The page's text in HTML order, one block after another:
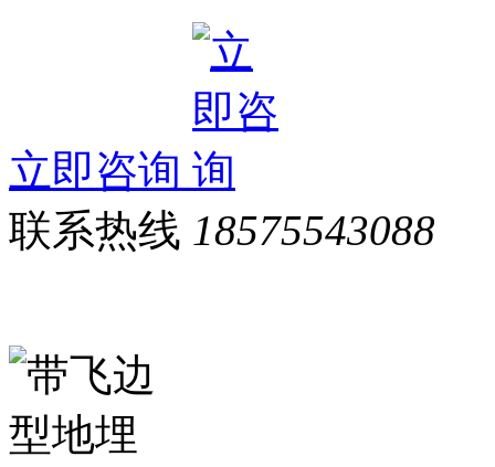
立即咨询
联系热线 18575543088